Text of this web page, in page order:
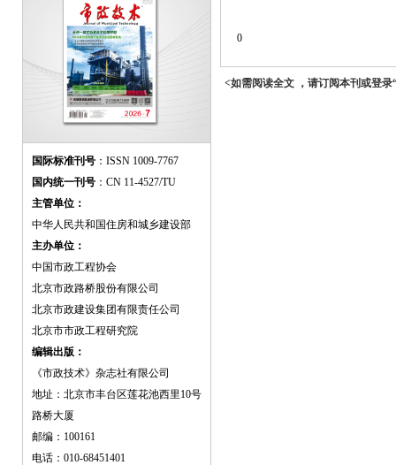
国际标准刊号 ：ISSN 1009-7767
国内统一刊号 ：CN 11-4527/TU
主管单位：
中华人民共和国住房和城乡建设部
主办单位：
中国市政工程协会
北京市政路桥股份有限公司
北京市政建设集团有限责任公司
北京市市政工程研究院
编辑出版：
《市政技术》杂志社有限公司
地址：北京市丰台区莲花池西里10号
路桥大厦
邮编：100161
电话：010-68451401
0
<如需阅读全文 ，请订阅本刊或登